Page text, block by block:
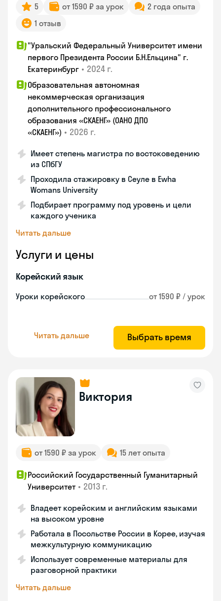
5 от 1590 ₽ за урок
2 года опыта
1 отзыв
"Уральский Федеральный Университет имени
первого Президента России Б.Н.Ельцина" г.
Екатеринбург • 2024 г.
Образовательная автономная
некоммерческая организация
дополнительного профессионального
образования «СКАЕНГ» (ОАНО ДПО
«СКАЕНГ») • 2026 г.
Имеет степень магистра по востоковедению
из СПбГУ
Проходила стажировку в Сеуле в Ewha
Womans University
Подбирает программу под уровень и цели
каждого ученика
Читать дальше
Услуги и цены
Корейский язык
Уроки корейского от 1590 ₽ / урок
Читать дальше Выбрать время
Виктория
от 1590 ₽ за урок 15 лет опыта
Российский Государственный Гуманитарный
Университет • 2013 г.
Владеет корейским и английским языками
на высоком уровне
Работала в Посольстве России в Корее, изучая
межкультурную коммуникацию
Использует современные материалы для
разговорной практики
Читать дальше